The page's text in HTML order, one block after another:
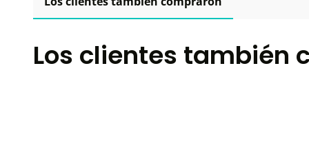
Los clientes también